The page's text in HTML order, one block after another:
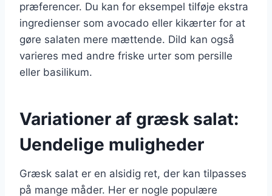
præferencer. Du kan for eksempel tilføje ekstra
ingredienser som avocado eller kikærter for at
gøre salaten mere mættende. Dild kan også
varieres med andre friske urter som persille
eller basilikum.
Variationer af græsk salat:
Uendelige muligheder
Græsk salat er en alsidig ret, der kan tilpasses
på mange måder. Her er nogle populære